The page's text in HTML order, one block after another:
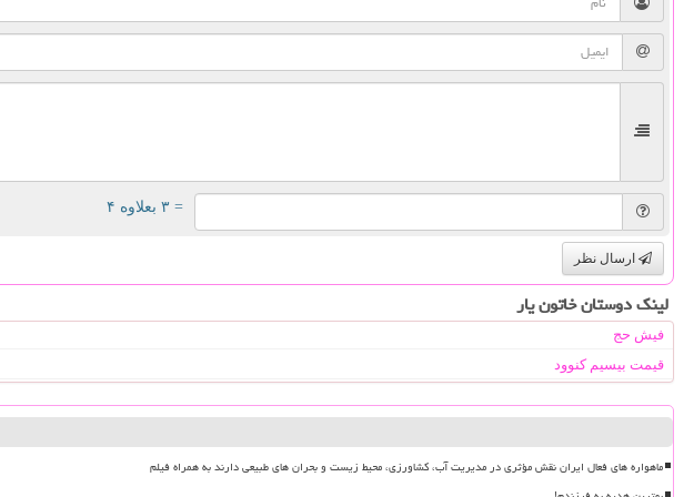
= ۳ بعلاوه ۴
ارسال نظر
لینک دوستان خاتون یار
فیش حج
قیمت بیسیم کنوود
ماهواره های فعال ایران نقش مؤثری در مدیریت آب، کشاورزی، محیط زیست و بحران های طبیعی دارند به همراه فیلم